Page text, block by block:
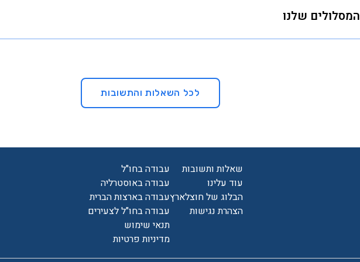
המסלולים שלנו
תקשורת מול המעסיקים בצ'אט
בסיס
תקשורת מול המעסיקים בצ'אט
חשיפה למעסיקים- מוגבלת
לכל השאלות והתשובות
שאלות ותשובות
עוד עלינו
הבלוג של חוצלארץ
הצהרת נגישות
עבודה בחו"ל
עבודה באוסטרליה
עבודה בארצות הברית
עבודה בחו"ל לצעירים
תנאי שימוש
מדיניות פרטיות